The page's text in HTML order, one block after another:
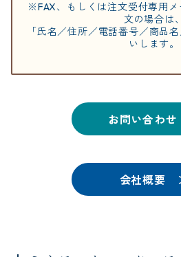
※FAX、もしくは注文受付専用
文の場合は、
「氏名／住所／電話番号／商品
いします。
お問い合わ
会社概要